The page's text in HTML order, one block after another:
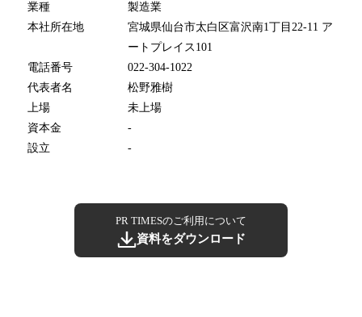
業種
製造業
本社所在地
宮城県仙台市太白区富沢南1丁目22‐11 ア
ートプレイス101
電話番号
022-304-1022
代表者名
松野雅樹
上場
未上場
資本金
-
設立
-
PR TIMESのご利用について
資料をダウンロード